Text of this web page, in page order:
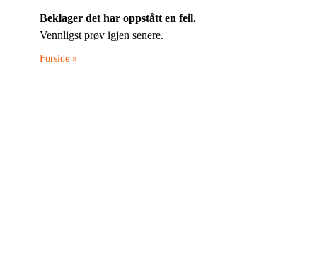
Beklager det har oppstått en feil.
Vennligst prøv igjen senere.
Forside »